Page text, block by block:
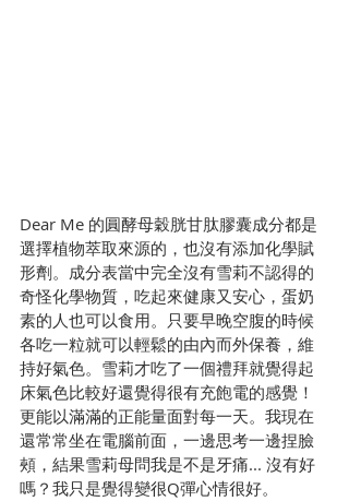
Dear Me 的圓酵母穀胱甘肽膠囊成分都是
選擇植物萃取來源的，也沒有添加化學賦
形劑。成分表當中完全沒有雪莉不認得的
奇怪化學物質，吃起來健康又安心，蛋奶
素的人也可以食用。只要早晚空腹的時候
各吃一粒就可以輕鬆的由內而外保養，維
持好氣色。雪莉才吃了一個禮拜就覺得起
床氣色比較好還覺得很有充飽電的感覺！
更能以滿滿的正能量面對每一天。我現在
還常常坐在電腦前面，一邊思考一邊捏臉
頰，結果雪莉母問我是不是牙痛... 沒有好
嗎？我只是覺得變很Q彈心情很好。